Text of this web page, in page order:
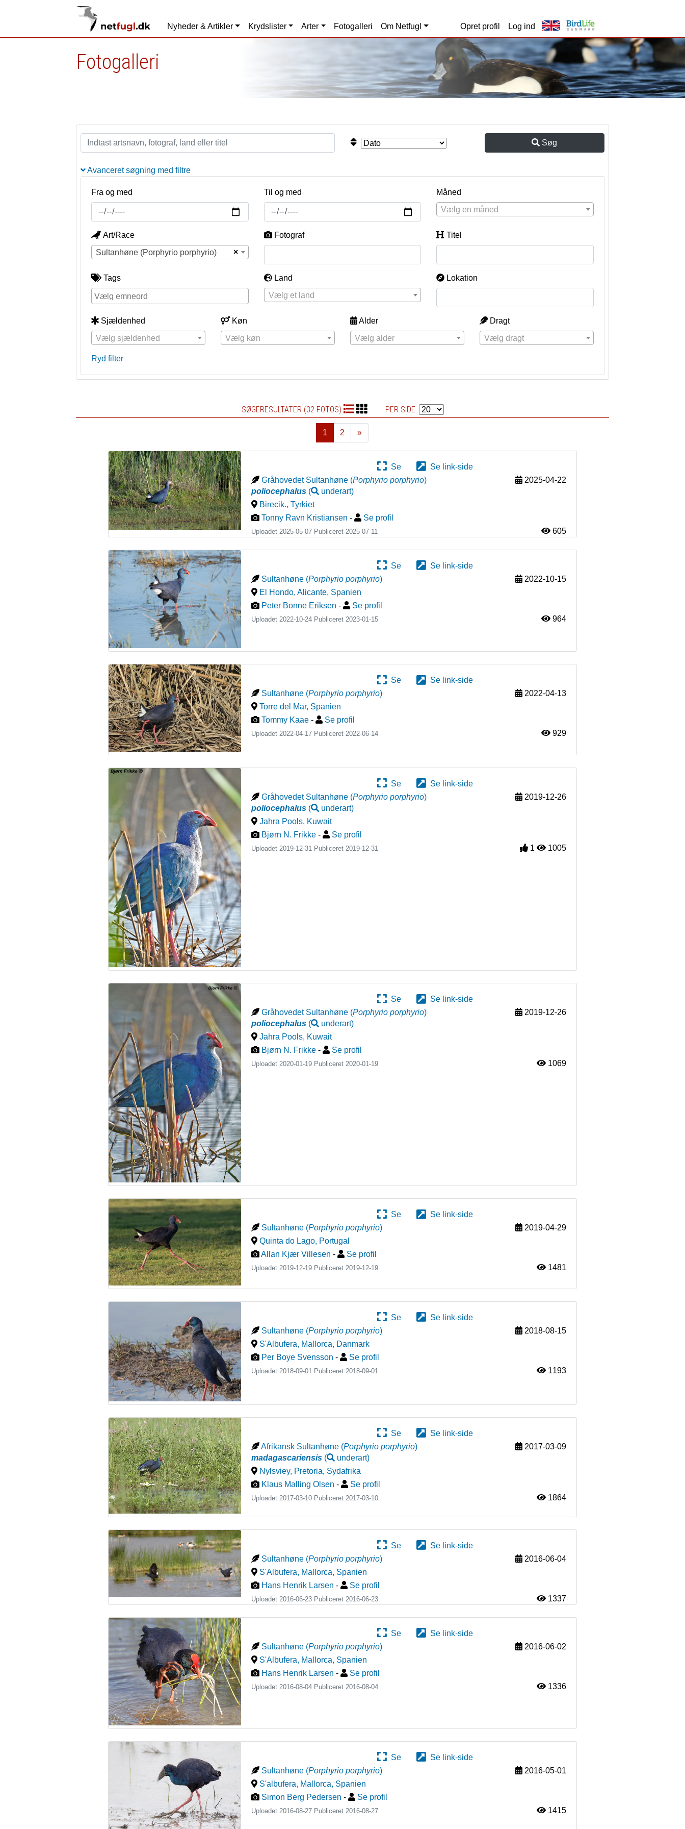
Nyheder & Artikler Krydslister Arter Fotogalleri Om Netfugl Opret profil Log ind
Fotogalleri
Søg
Avanceret søgning med filtre
Fra og med Til og med
Måned
Vælg en måned
Art/Race
×
Sultanhøne (Porphyrio porphyrio)
Fotograf Titel
Tags
Land
Vælg et land
Lokation
Sjældenhed
Vælg sjældenhed
Køn
Vælg køn
Alder
Vælg alder
Dragt
Vælg dragt
Ryd filter
SØGERESULTATER (32 FOTOS) PER SIDE:
1 2
»
Næste
Se
Se link-side
Gråhovedet Sultanhøne (Porphyrio porphyrio)
poliocephalus ( underart)
2025-04-22
Birecik.,Tyrkiet
Tonny Ravn Kristiansen - Se profil
Uploadet 2025-05-07 Publiceret2025-07-11 605
Se
Se link-side
Sultanhøne (Porphyrio porphyrio)
2022-10-15
El Hondo, Alicante, Spanien
Peter Bonne Eriksen - Se profil
Uploadet 2022-10-24 Publiceret2023-01-15 964
Se
Se link-side
Sultanhøne (Porphyrio porphyrio)
2022-04-13
Torre del Mar, Spanien
Tommy Kaae - Se profil
Uploadet 2022-04-17 Publiceret2022-06-14 929
Se
Se link-side
Gråhovedet Sultanhøne (Porphyrio porphyrio)
poliocephalus ( underart)
2019-12-26
Jahra Pools, Kuwait
Bjørn N. Frikke - Se profil
Uploadet 2019-12-31 Publiceret 2019-12-31 1 1005
Se
Se link-side
Gråhovedet Sultanhøne (Porphyrio porphyrio)
poliocephalus ( underart)
2019-12-26
Jahra Pools, Kuwait
Bjørn N. Frikke - Se profil
Uploadet 2020-01-19 Publiceret2020-01-19 1069
Se
Se link-side
Sultanhøne (Porphyrio porphyrio)
2019-04-29
Quinta do Lago, Portugal
Allan Kjær Villesen - Se profil
Uploadet 2019-12-19 Publiceret2019-12-19 1481
Se
Se link-side
Sultanhøne (Porphyrio porphyrio)
2018-08-15
S'Albufera, Mallorca, Danmark
Per Boye Svensson - Se profil
Uploadet 2018-09-01 Publiceret 2018-09-01 1193
Se
Se link-side
Afrikansk Sultanhøne (Porphyrio porphyrio)
madagascariensis ( underart)
2017-03-09
Nylsviey, Pretoria, Sydafrika
Klaus Malling Olsen - Se profil
Uploadet 2017-03-10 Publiceret 2017-03-10 1864
Se
Se link-side
Sultanhøne (Porphyrio porphyrio)
2016-06-04
S'Albufera, Mallorca, Spanien
Hans Henrik Larsen - Se profil
Uploadet 2016-06-23 Publiceret2016-06-23 1337
Se
Se link-side
Sultanhøne (Porphyrio porphyrio)
2016-06-02
S'Albufera, Mallorca, Spanien
Hans Henrik Larsen - Se profil
Uploadet 2016-08-04 Publiceret2016-08-04 1336
Se
Se link-side
Sultanhøne (Porphyrio porphyrio)
2016-05-01
S'albufera, Mallorca, Spanien
Simon Berg Pedersen - Se profil
Uploadet 2016-08-27 Publiceret 2016-08-27 1415